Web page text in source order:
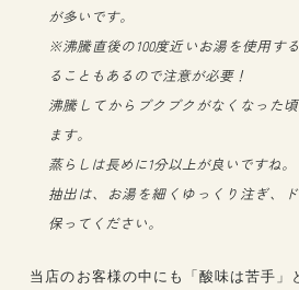
が多いです。
※沸騰直後の100度近いお湯を使用す
ることもあるので注意が必要！
沸騰してからブクブクがなくなった
ます。
蒸らしは長めに1分以上が良いですね。
抽出は、お湯を細くゆっくり注ぎ、
保ってください。
当店のお客様の中にも「酸味は苦手」